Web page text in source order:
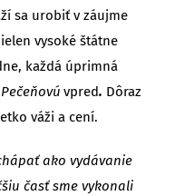
sa urobiť v záujme
vysoké štátne
každá úprimná
vpred. Dôraz
váži a cení.
ako vydávanie
časť sme vykonali